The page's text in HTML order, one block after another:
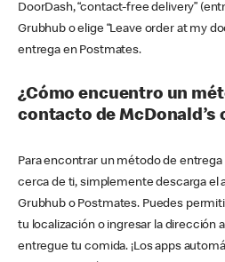
DoorDash, “contact-free delivery”
Grubhub o elige “Leave order at my
entrega en Postmates.
¿Cómo encuentro un
contacto de McDonald’s
Para encontrar un método de entrega
cerca de ti, simplemente descarga el
Grubhub o Postmates. Puedes
tu localización o ingresar la dirección
entregue tu comida. ¡Los apps